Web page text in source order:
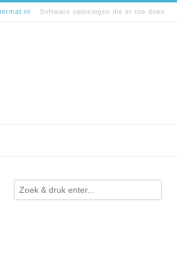
Software oplosingen die er toe doen